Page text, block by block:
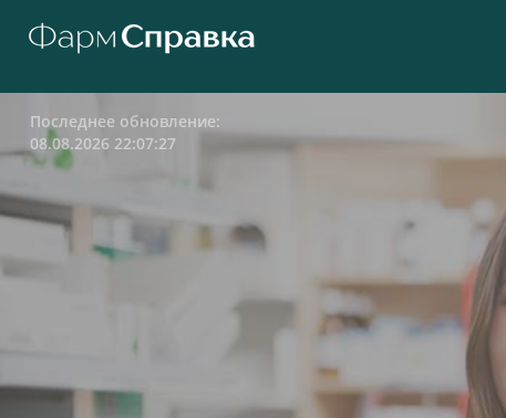
Последнее обновление:
08.08.2026 22:07:27